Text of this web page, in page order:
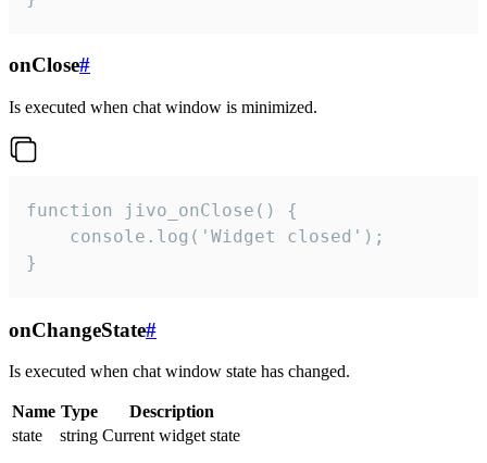
onClose#
Is executed when chat window is minimized.
function jivo_onClose() {
    console.log('Widget closed');
}
onChangeState#
Is executed when chat window state has changed.
Name Type
Description
state
string Current widget state